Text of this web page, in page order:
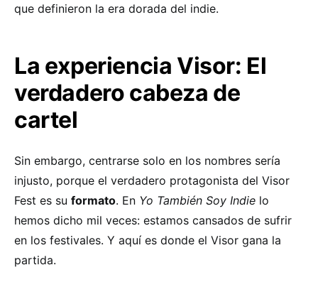
que definieron la era dorada del indie.
La experiencia Visor: El
verdadero cabeza de
cartel
Sin embargo, centrarse solo en los nombres sería
injusto, porque el verdadero protagonista del Visor
Fest es su formato. En Yo También Soy Indie lo
hemos dicho mil veces: estamos cansados de sufrir
en los festivales. Y aquí es donde el Visor gana la
partida.